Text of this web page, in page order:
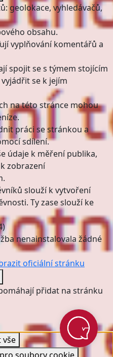
geolokace, vyhledávačů,
obsahu.
vyplňování komentářů a
spojit se s týmem stojícím
se k jejím
na této stránce mohou
práci se stránkou a
sdílení.
údaje k měření publika,
zobrazení
slouží k vytvoření
Ty zase slouží ke
nenainstalovala žádné
oficiální stránku
přidat na stránku